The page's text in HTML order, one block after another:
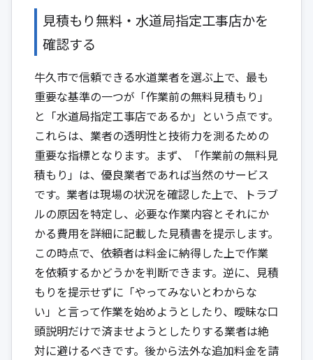
見積もり無料・水道局指定工事店かを
確認する
牛久市で信頼できる水道業者を選ぶ上で、最も
重要な基準の一つが「作業前の無料見積もり」
と「水道局指定工事店であるか」という点です。
これらは、業者の透明性と技術力を測るための
重要な指標となります。まず、「作業前の無料見
積もり」は、優良業者であれば当然のサービス
です。業者は現場の状況を確認した上で、トラブ
ルの原因を特定し、必要な作業内容とそれにか
かる費用を詳細に記載した見積書を提示します。
この時点で、依頼者は料金に納得した上で作業
を依頼するかどうかを判断できます。逆に、見積
もりを提示せずに「やってみないとわからな
い」と言って作業を始めようとしたり、曖昧な口
頭説明だけで済ませようとしたりする業者は絶
対に避けるべきです。後から法外な追加料金を請